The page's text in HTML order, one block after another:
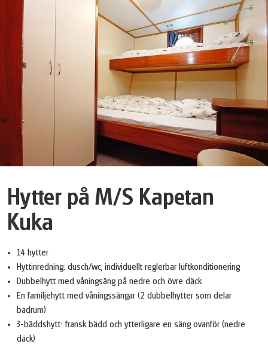
Hytter på M/S Kapetan
Kuka
14 hytter
Hyttinredning: dusch/wc, individuellt reglerbar luftkonditionering
Dubbelhytt med våningsäng på nedre och övre däck
En familjehytt med våningssängar (2 dubbelhytter som delar
badrum)
3-bäddshytt: fransk bädd och ytterligare en säng ovanför (nedre
däck)